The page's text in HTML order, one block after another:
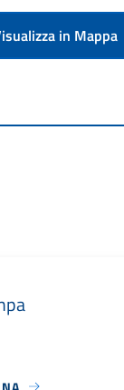
in Mappa